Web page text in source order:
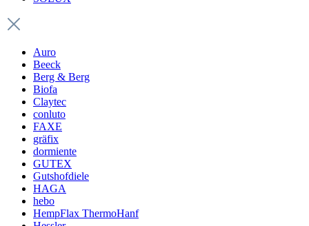
Auro
Beeck
Berg & Berg
Biofa
Claytec
conluto
FAXE
gräfix
dormiente
GUTEX
Gutshofdiele
HAGA
hebo
HempFlax ThermoHanf